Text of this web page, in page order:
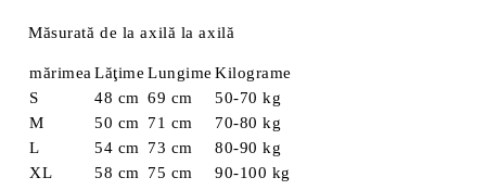
Măsurată de la axilă la axilă
mărimea Lăţime Lungime Kilograme
S
48 cm 69 cm
50-70 kg
M
50 cm 71 cm
70-80 kg
L
54 cm 73 cm
80-90 kg
XL
58 cm 75 cm
90-100 kg